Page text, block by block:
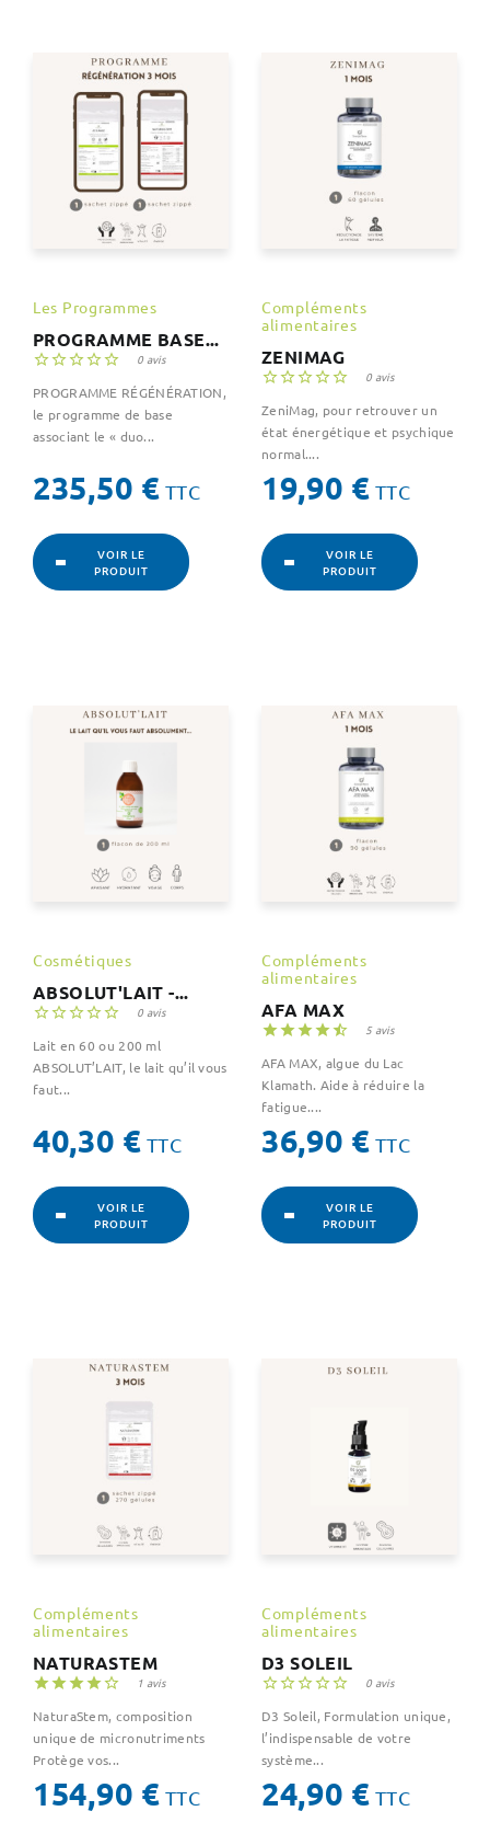
Les Programmes
PROGRAMME BASE...
 0 avis
PROGRAMME RÉGÉNÉRATION,
le programme de base
associant le « duo...
Prix
235,50 € TTC
VOIR LE
PRODUIT
Compléments
alimentaires
ZENIMAG
 0 avis
ZeniMag, pour retrouver un
état énergétique et psychique
normal....
Prix
19,90 € TTC
VOIR LE
PRODUIT
Cosmétiques
ABSOLUT'LAIT -...
 0 avis
Lait en 60 ou 200 ml
ABSOLUT’LAIT, le lait qu’il vous
faut...
Prix
40,30 € TTC
VOIR LE
PRODUIT
Compléments
alimentaires
AFA MAX
 5 avis
AFA MAX, algue du Lac
Klamath. Aide à réduire la
fatigue....
Prix
36,90 € TTC
VOIR LE
PRODUIT
Compléments
alimentaires
NATURASTEM
 1 avis
NaturaStem, composition
unique de micronutriments
Protège vos...
Prix
154,90 € TTC
Compléments
alimentaires
D3 SOLEIL
 0 avis
D3 Soleil, Formulation unique,
l’indispensable de votre
système...
Prix
24,90 € TTC